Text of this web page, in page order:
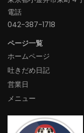
電話
042-387-1718‬
ページ一覧
ホームページ
吐きだめ日記
営業日
メニュー